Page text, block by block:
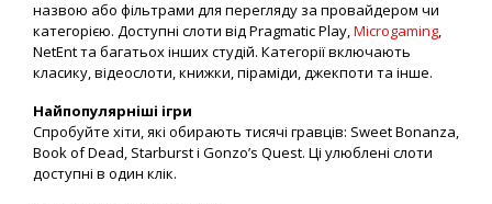
назвою або фільтрами для перегляду за провайдером чи
категорією. Доступні слоти від Pragmatic Play,Microgaming,
NetEnt та багатьох інших студій. Категорії включають
класику, відеослоти, книжки, піраміди, джекпоти та інше.
Найпопулярніші ігри
Спробуйте хіти, які обирають тисячі гравців: Sweet Bonanza,
Book of Dead, Starburst і Gonzo’s Quest. Ці улюблені слоти
доступні в один клік.